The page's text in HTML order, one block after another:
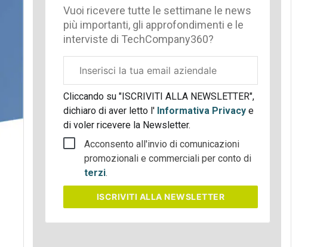
Vuoi ricevere tutte le settimane le news
più importanti, gli approfondimenti e le
interviste di TechCompany360?
aziendale
Cliccando su "ISCRIVITI ALLA NEWSLETTER",
dichiaro di aver letto l'Informativa Privacy e
di voler ricevere la Newsletter.
Acconsento all'invio di comunicazioni
promozionali e commerciali per conto di
terzi.
ISCRIVITI ALLA NEWSLETTER